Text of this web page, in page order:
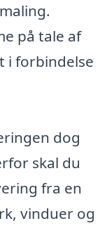
på tale af
i forbindelse
dog
skal du
fra en
vinduer og